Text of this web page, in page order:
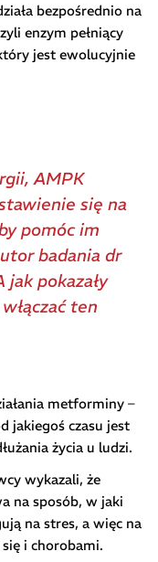
bezpośrednio na
enzym pełniący
jest ewolucyjnie
AMPK
się na
pomóc im
badania dr
jak pokazały
ten
metforminy –
jakiegoś czasu jest
życia u ludzi.
wykazali, że
na sposób, w jaki
na stres, a więc na
i chorobami.